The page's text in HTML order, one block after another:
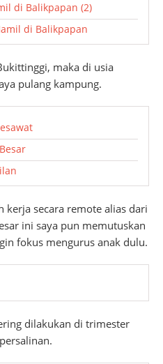
di Balikpapan (2)
di Balikpapan
maka di usia
pulang kampung.
kerja secara remote alias dari
ini saya pun memutuskan
fokus mengurus anak dulu.
dilakukan di trimester